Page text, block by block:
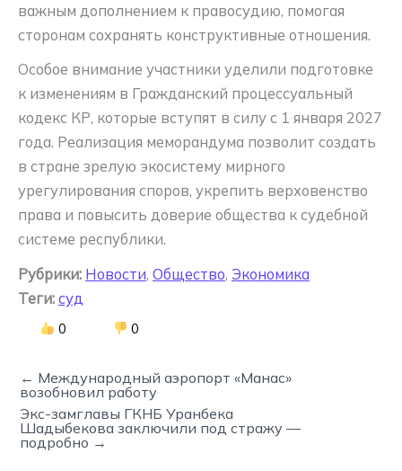
важным дополнением к правосудию, помогая
сторонам сохранять конструктивные отношения.
Особое внимание участники уделили подготовке
к изменениям в Гражданский процессуальный
кодекс КР, которые вступят в силу с 1 января 2027
года. Реализация меморандума позволит создать
в стране зрелую экосистему мирного
урегулирования споров, укрепить верховенство
права и повысить доверие общества к судебной
системе республики.
Рубрики: Новости, Общество, Экономика
Теги: суд
0 0
← Международный аэропорт «Манас»
возобновил работу
Экс-замглавы ГКНБ Уранбека
Шадыбекова заключили под стражу —
подробно →